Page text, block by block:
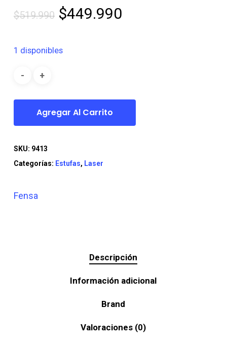
$519.990 El
era:
$449.990El
1 disponibles
Agregar Al Carrito
SKU: 9413
Categorías: Estufas, Laser
Fensa
Descripción
Información adicional
Brand
Valoraciones (0)